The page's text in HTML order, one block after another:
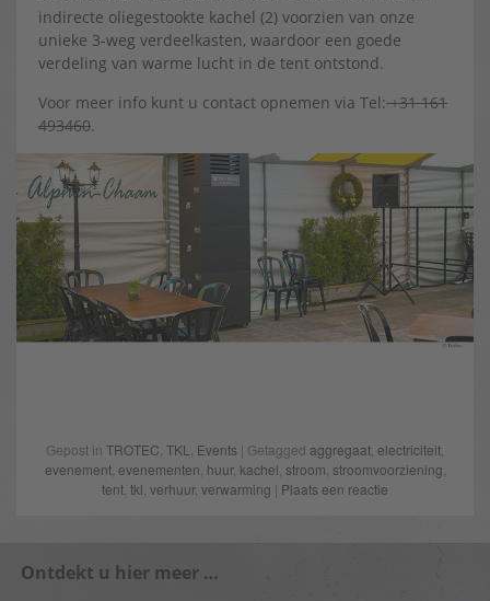
indirecte oliegestookte kachel (2) voorzien van onze
unieke 3-weg verdeelkasten, waardoor een goede
verdeling van warme lucht in de tent ontstond.
Voor meer info kunt u contact opnemen via Tel:+31 161
493460.
Gepost in TROTEC, TKL, Events | Getagged aggregaat, electriciteit,
evenement, evenementen, huur, kachel, stroom, stroomvoorziening,
tent, tkl, verhuur, verwarming | Plaats een reactie
Ontdekt u hier meer …